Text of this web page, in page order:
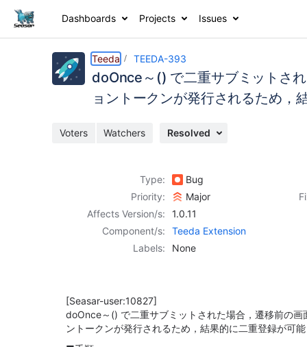
Dashboards Projects Issues
Teeda TEEDA-393
doOnce～() で二重サブミットさ
ョントークンが発行されるため，
Voters Watchers Resolved
Type:
Bug
Priority:
Major
Affects Version/s:
1.0.11
Component/s:
Teeda Extension
Labels:
None
[Seasar-user:10827]
doOnce～() で二重サブミットされた場合，遷移前の
ントークンが発行されるため，結果的に二重登録が可